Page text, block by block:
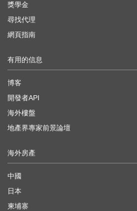
獎學金
尋找代理
網頁指南
有用的信息
博客
開發者API
海外樓盤
地產界專家前景論壇
海外房產
中國
日本
柬埔寨